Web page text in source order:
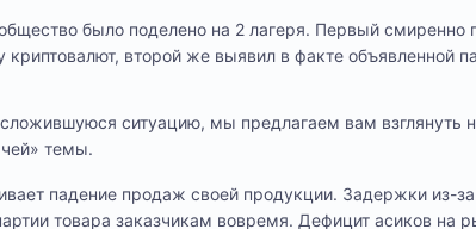
было поделено на 2 лагеря. Первый смиренно
криптовалют, второй же выявил в факте объявленной
ситуацию, мы предлагаем вам взглянуть
темы.
падение продаж своей продукции. Задержки из-
товара заказчикам вовремя. Дефицит асиков на